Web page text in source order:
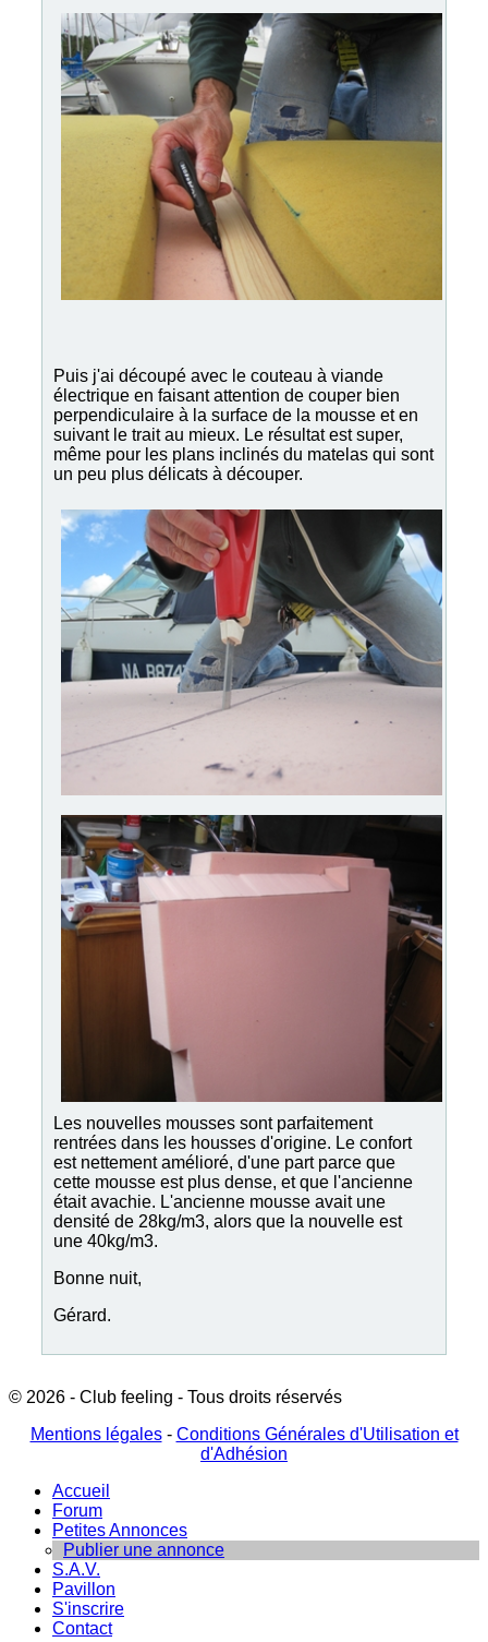
Puis j'ai découpé avec le couteau à viande
électrique en faisant attention de couper bien
perpendiculaire à la surface de la mousse et en
suivant le trait au mieux. Le résultat est super,
même pour les plans inclinés du matelas qui sont
un peu plus délicats à découper.
Les nouvelles mousses sont parfaitement
rentrées dans les housses d'origine. Le confort
est nettement amélioré, d'une part parce que
cette mousse est plus dense, et que l'ancienne
était avachie. L'ancienne mousse avait une
densité de 28kg/m3, alors que la nouvelle est
une 40kg/m3.
Bonne nuit,
Gérard.
© 2026 - Club feeling - Tous droits réservés
Mentions légales- Conditions Générales d'Utilisation et
d'Adhésion
Accueil
Forum
Petites Annonces
Publier une annonce
S.A.V.
Pavillon
S'inscrire
Contact